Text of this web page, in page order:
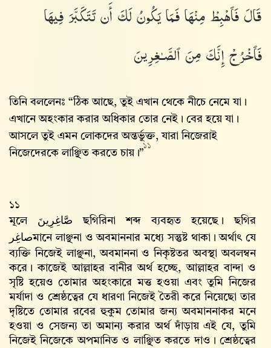
قَالَ فَٱهْبِطْ مِنْهَا فَمَا يَكُونُ لَكَ أَن تَتَكَبَّرَ فِيهَا
فَٱخْرُجْ إِنَّكَ مِنَ ٱلصَّـٰغِرِينَ
তিনি বললেনঃ “ঠিক আছে, তুই এখান থেকে নীচে নেমে যা।
এখানে অহংকার করার অধিকার তোর নেই। বের হয়ে যা।
আসলে তুই এমন লোকদের অন্তর্ভুক্ত, যারা নিজেরাই
নিজেদেরকে লাঞ্ছিত করতে চায়।”
১১
১১
মূলে صَّاغِرِينَ ছগিরিনা শব্দ ব্যবহৃত হয়েছে। ছগির
صاغِرমানে লাঞ্ছনা ও অবমাননার মধ্যে সন্তুষ্ট থাকা। অর্থাৎ যে
ব্যক্তি নিজেই লাঞ্ছনা, অবমাননা ও নিকৃষ্টতর অবস্থা অবলম্বন
করে। কাজেই আল্লাহর বানীর অর্থ হচ্ছে, আল্লাহর বান্দা ও
সৃষ্টি হয়েও তোমার অহংকারে মত্ত হওয়া এবং তুমি নিজের
মর্যাদা ও শ্রেষ্ঠত্বের যে ধারণা নিজেই তৈরী করে নিয়েছো তার
দৃষ্টিতে তোমার রবের হুকুম তোমার জন্য অবমাননাকর মনে
হওয়া ও সেজন্য তা অমান্য করার অর্থ দাঁড়ায় এই যে, তুমি
নিজেই নিজেকে অপমানিত ও লাঞ্ছিত করতে দাও। শ্রেষ্ঠত্বের